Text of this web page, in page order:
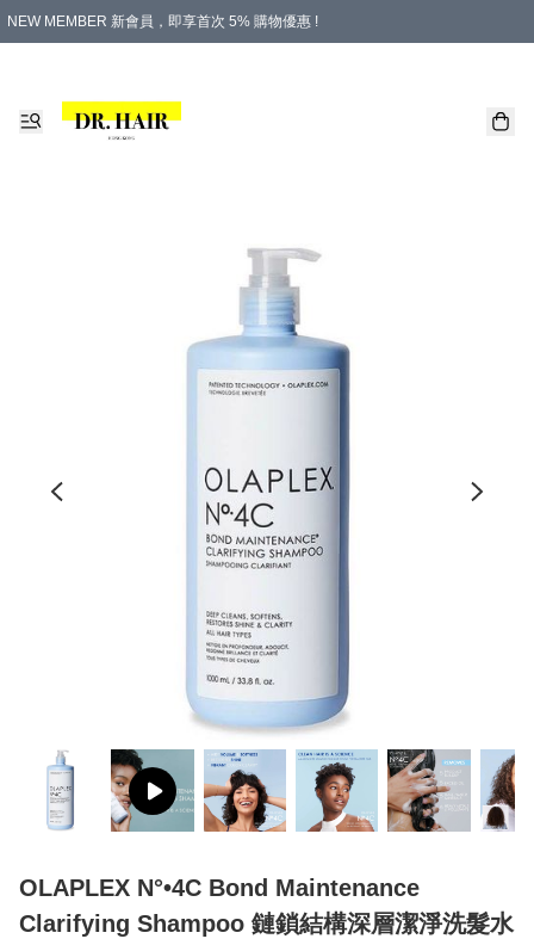
NEW MEMBER 新會員，即享首次 5% 購物優惠 !
OLAPLEX N°•4C Bond Maintenance
Clarifying Shampoo 鏈鎖結構深層潔淨洗髮水